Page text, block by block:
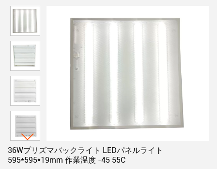
36Wプリズマバックライト LEDパネルライト
595*595*19mm 作業温度 -45 55C